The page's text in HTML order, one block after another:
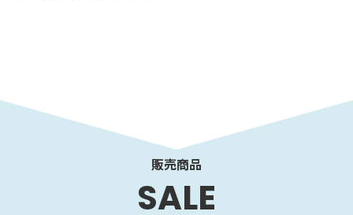
販売商品
SALE